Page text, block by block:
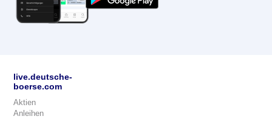
live.deutsche-
boerse.com
Aktien
Anleihen